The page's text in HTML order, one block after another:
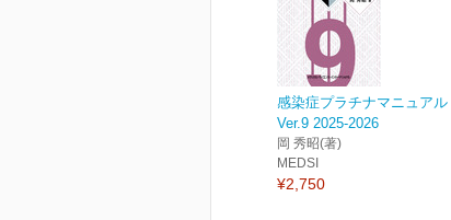
感染症プラチナマニュアル
Ver.9 2025-2026
岡 秀昭(著)
MEDSI
¥2,750